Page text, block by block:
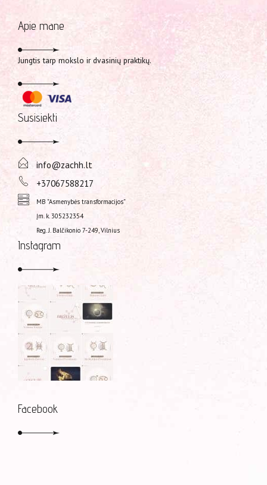
Apie mane
Jungtis tarp mokslo ir dvasinių praktikų.
Susisiekti
info@zachh.lt
+37067588217
MB "Asmenybės transformacijos”
Įm. k. 305232354
Reg. J. Balčikonio 7-249, Vilnius
Instagram
Facebook